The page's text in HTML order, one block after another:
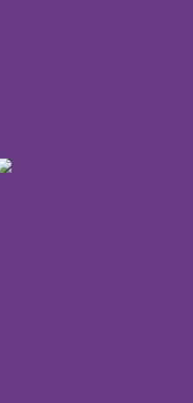
del espíritu
cerebral,